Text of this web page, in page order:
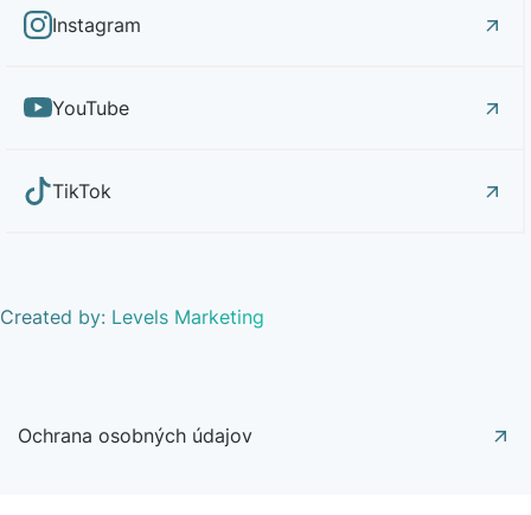
Instagram
YouTube
TikTok
Created by: Levels Marketing
Ochrana osobných údajov